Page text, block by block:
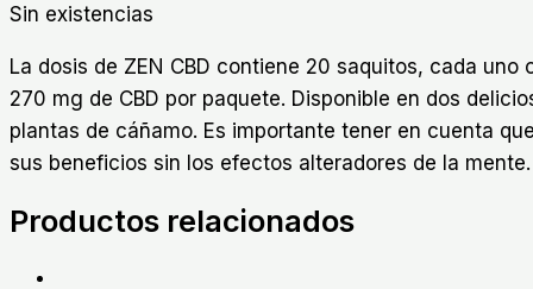
Sin existencias
La dosis de ZEN CBD contiene 20 saquitos, cada
270 mg de CBD por paquete. Disponible en dos
plantas de cáñamo. Es importante tener en cuenta
sus beneficios sin los efectos alteradores de la mente.
Productos relacionados